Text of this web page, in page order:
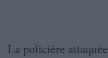
La policière